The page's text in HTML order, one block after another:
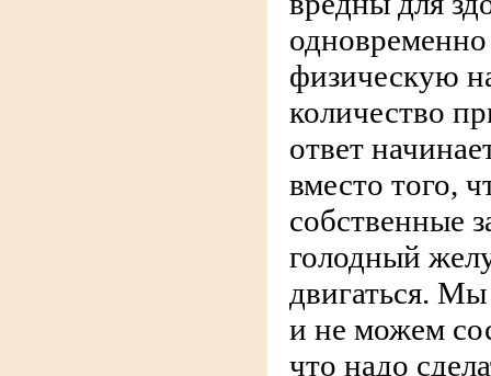
физическую
количество
ответ
вместо того,
собственные
голодный
двигаться.
и не можем
что надо